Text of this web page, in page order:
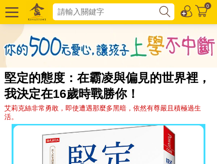
0
堅定的態度：在霸凌與偏見的世界裡，
我決定在16歲時戰勝你！
艾莉克絲非常勇敢，即使遭遇那麼多黑暗，依然有尊嚴且積極過生
活。